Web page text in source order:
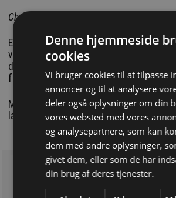
Christiansborg
En analyse fra SMVdanmark viser, at 74
virksomhederne ikke har integreret
deres forretning, selv om det er en
fremtidens konkurrenceevne.
Men i virkeligheden er, at det endnu ikke
langt de fleste SMV’er:
Denne hjemmeside
cookies
Vi bruger cookies til at tilpasse
annoncer og til at analysere
deler også oplysninger om din
vores websted med vores
og analysepartnere, som kan
dem med andre oplysninger,
givet dem, eller som de har
din brug af deres tjenester.